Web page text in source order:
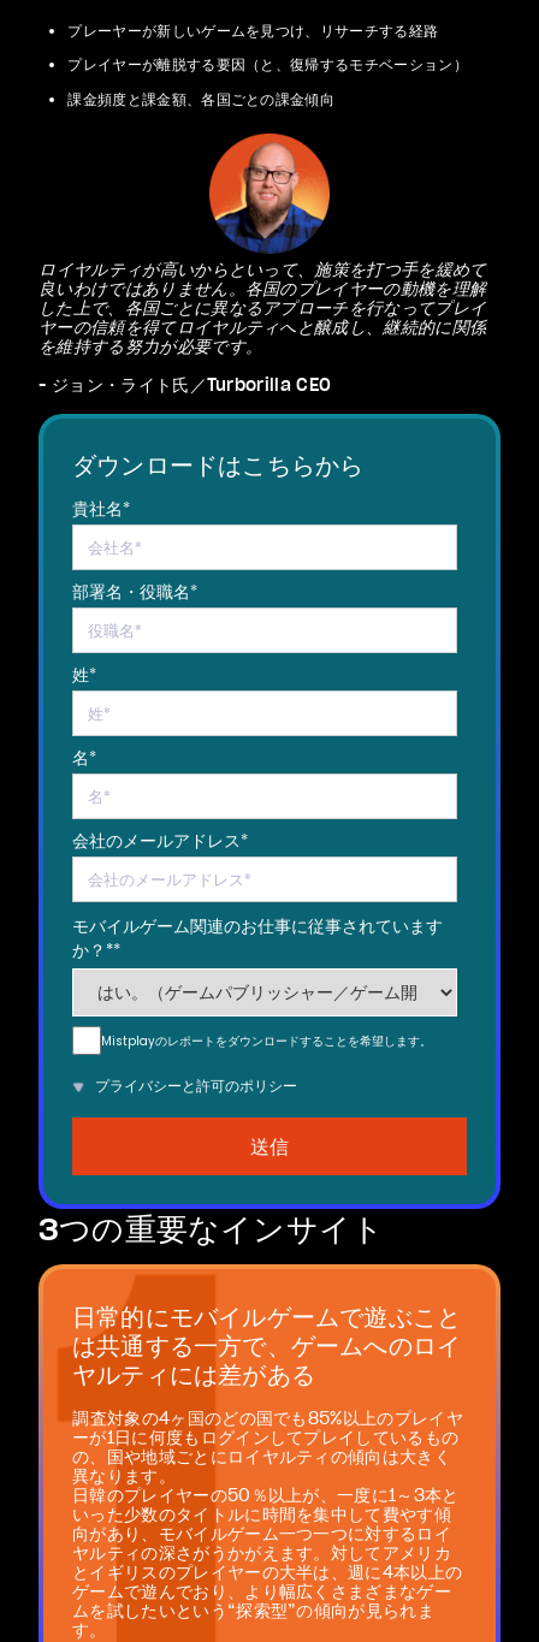
プレーヤーが新しいゲームを見つけ、リサーチする経路
プレイヤーが離脱する要因（と、復帰するモチベーション）
課金頻度と課金額、各国ごとの課金傾向
ロイヤルティが高いからといって、施策を打つ手を緩めて
良いわけではありません。各国のプレイヤーの動機を理解
した上で、各国ごとに異なるアプローチを行なってプレイ
ヤーの信頼を得てロイヤルティへと醸成し、継続的に関係
を維持する努力が必要です。
- ジョン・ライト氏／Turborilla CEO
ダウンロードはこちらから
貴社名*
部署名・役職名*
姓*
名*
会社のメールアドレス*
モバイルゲーム関連のお仕事に従事されています
か？**
Mistplayのレポートをダウンロードすることを希望します。
プライバシーと許可のポリシー
3つの重要なインサイト
日常的にモバイルゲームで遊ぶこと
は共通する一方で、ゲームへのロイ
ヤルティには差がある
調査対象の4ヶ国のどの国でも85%以上のプレイヤ
ーが1日に何度もログインしてプレイしているもの
の、国や地域ごとにロイヤルティの傾向は大きく
異なります。
日韓のプレイヤーの50％以上が、一度に1～3本と
いった少数のタイトルに時間を集中して費やす傾
向があり、モバイルゲーム一つ一つに対するロイ
ヤルティの深さがうかがえます。対してアメリカ
とイギリスのプレイヤーの大半は、週に4本以上の
ゲームで遊んでおり、より幅広くさまざまなゲー
ムを試したいという“探索型”の傾向が見られま
す。